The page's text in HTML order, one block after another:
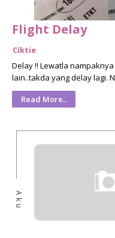
Flight Delay
Ciktie
Delay !! Lewatla
lain..takda yang delay lagi.
Read More..
Aku